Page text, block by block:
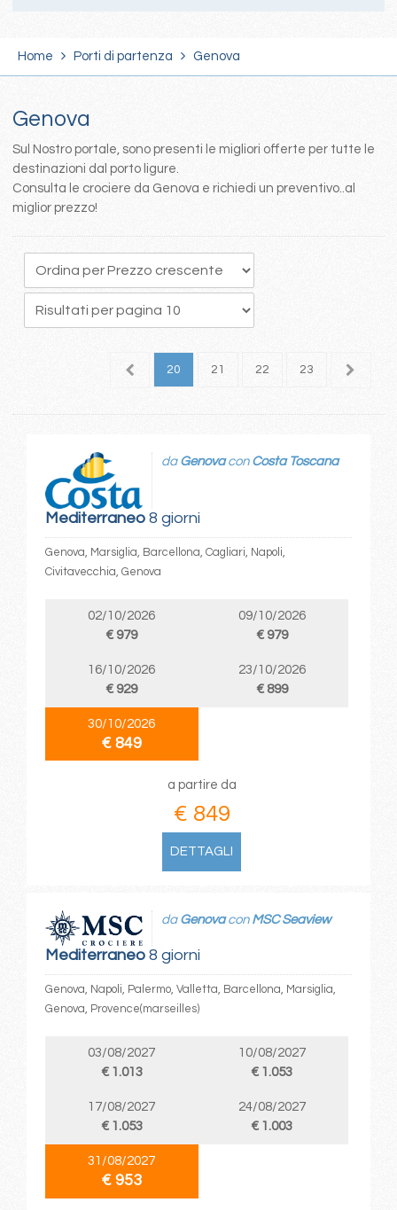
Home Porti di partenza Genova
Genova
Sul Nostro portale, sono presenti le migliori offerte per tutte le
destinazioni dal porto ligure.
Consulta le crociere da Genova e richiedi un preventivo..al
miglior prezzo!
19 20 21 22 23 24
Mediterraneo8 giorni
da Genovacon Costa Toscana
Genova, Marsiglia, Barcellona, Cagliari, Napoli,
Civitavecchia, Genova
02/10/2026
€ 979
09/10/2026
€ 979
16/10/2026
€ 929
23/10/2026
€ 899
30/10/2026
€ 849
a partire da
€ 849
DETTAGLI
Mediterraneo8 giorni
da Genovacon MSC Seaview
Genova, Napoli, Palermo, Valletta, Barcellona, Marsiglia,
Genova, Provence(marseilles)
03/08/2027
€ 1.013
10/08/2027
€ 1.053
17/08/2027
€ 1.053
24/08/2027
€ 1.003
31/08/2027
€ 953